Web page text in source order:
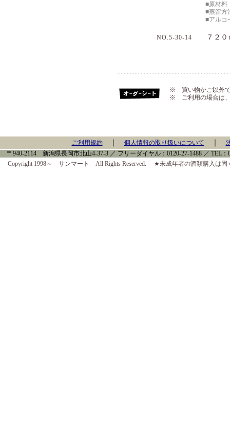
■原材料
■蒸留方
■アルコ
NO.5-30-14 ７２０
※ 買い物かご以外で
※ ご利用の場合は、
ご利用規約｜ 個人情報の取り扱いについて
〒940-2114 新潟県長岡市北山4-37-3 ／ フリーダイヤル：0120-27-1488 ／ TEL：
Copyright 1998～ サンマート All Rights Reserved. ★未成年者の酒類購入は固